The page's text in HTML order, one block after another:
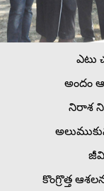
అందం
నిరాశ
కొంగ్రొత్త